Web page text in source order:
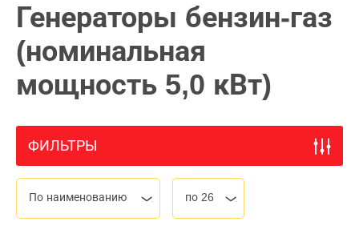
Генераторы бензин-газ
(номинальная
мощность 5,0 кВт)
ФИЛЬТРЫ
По наименованию по 26